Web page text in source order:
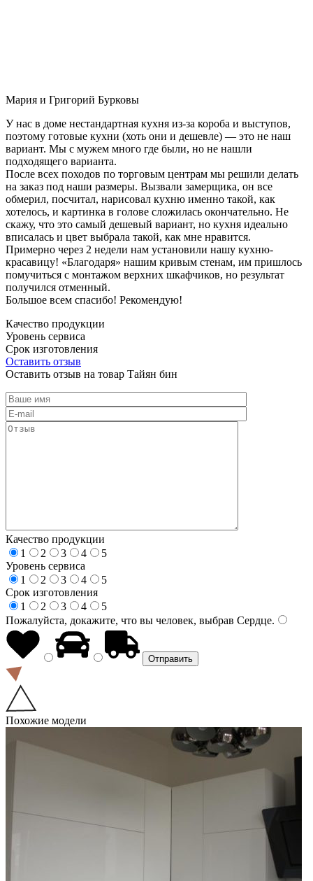
Мария и Григорий Бурковы
У нас в доме нестандартная кухня из-за короба и выступов,
поэтому готовые кухни (хоть они и дешевле) — это не наш
вариант. Мы с мужем много где были, но не нашли
подходящего варианта.
После всех походов по торговым центрам мы решили делать
на заказ под наши размеры. Вызвали замерщика, он все
обмерил, посчитал, нарисовал кухню именно такой, как
хотелось, и картинка в голове сложилась окончательно. Не
скажу, что это самый дешевый вариант, но кухня идеально
вписалась и цвет выбрала такой, как мне нравится.
Примерно через 2 недели нам установили нашу кухню-
красавицу! «Благодаря» нашим кривым стенам, им пришлось
помучиться с монтажом верхних шкафчиков, но результат
получился отменный.
Большое всем спасибо! Рекомендую!
Качество продукции
Уровень сервиса
Срок изготовления
Оставить отзыв
Оставить отзыв на товар Тайян бин
Качество продукции
1
2 3 4
5
Уровень сервиса
1
2 3 4
5
Срок изготовления
1
2 3 4
5
Пожалуйста, докажите, что вы человек, выбрав Сердце.
Похожие модели